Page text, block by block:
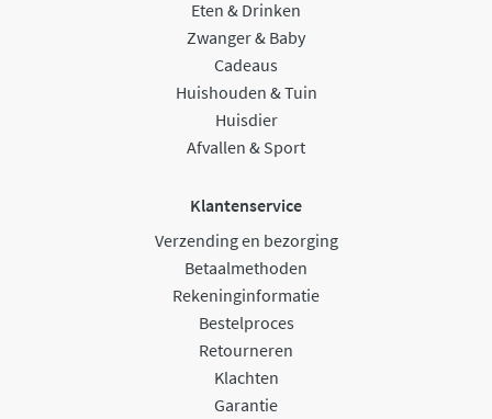
Eten & Drinken
Zwanger & Baby
Cadeaus
Huishouden & Tuin
Huisdier
Afvallen & Sport
Klantenservice
Verzending en bezorging
Betaalmethoden
Rekeninginformatie
Bestelproces
Retourneren
Klachten
Garantie